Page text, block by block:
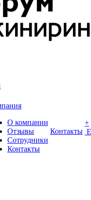
О компании
Отзывы
Сотрудники
Контакты
Контакты
+